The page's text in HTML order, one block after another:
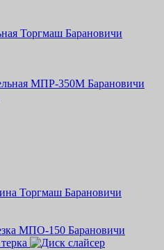
Торгмаш Барановичи
Торгмаш Барановичи